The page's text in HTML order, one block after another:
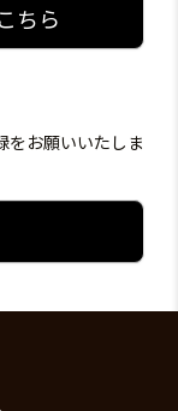
ちら
をお願いいたしま